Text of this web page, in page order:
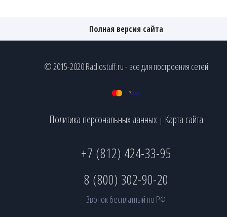
Полная версия сайта
© 2015-2020 Radiostuff.ru - все для построения сетей
Политика персональных данных | Карта сайта
+7 (812) 424-33-95
8 (800) 302-90-20
Звонок бесплатный по РФ